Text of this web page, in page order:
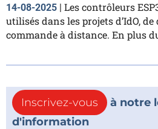
14-08-2025 | Les contrôleurs
utilisés dans les projets d’IdO,
commande à distance. En plus
Inscrivez-vous
à notre
d'information